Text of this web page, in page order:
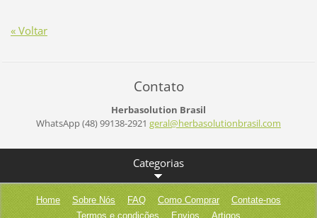
« Voltar
Contato
Herbasolution Brasil
WhatsApp (48) 99138-2921 geral@herbasolutionbrasil.com
Categorias
Home Sobre Nós FAQ Como Comprar
Contate-nos
Termos e condições
Envios Artigos